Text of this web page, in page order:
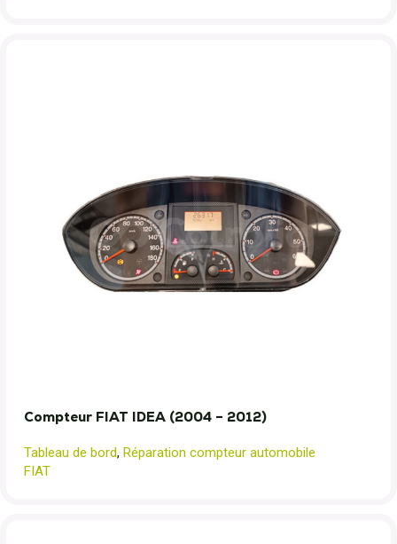
Compteur FIAT IDEA (2004 – 2012)
Tableau de bord, Réparation compteur automobile
FIAT